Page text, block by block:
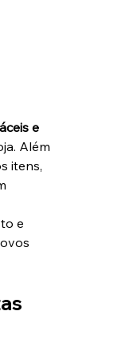
e
Além
itens,
e